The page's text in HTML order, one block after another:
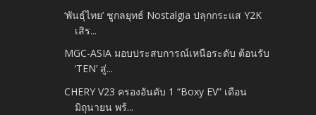
‘พันธุ์ไทย’ ชูกลยุทธ์ Nostalgia ปลุกกระแส Y2K
เสิร...
MGC-ASIA มอบประสบการณ์เหนือระดับ ต้อนรับ
‘TEN’ สู่...
CHERY V23 ครองอันดับ 1 “Boxy EV” เดือน
มิถุนายน พร้...